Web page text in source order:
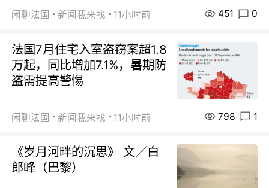
闲聊法国 新闻我来找 11小时前 451 0
法国7月住宅入室盗窃案超1.8
万起，同比增加7.1%，暑期防
盗需提高警惕
闲聊法国 新闻我来找 11小时前 798 1
《岁月河畔的沉思》 文／白
郎峰（巴黎）